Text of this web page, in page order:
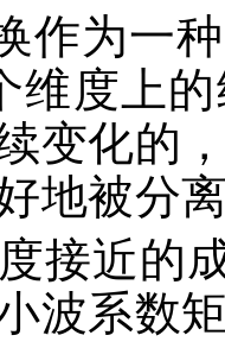
作为一
维度上
变化的
地被分
接近的
波系数